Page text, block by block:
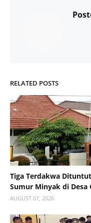
RELATED POSTS
Tiga Terdakwa
Sumur Minyak di Desa
AUGUST 07, 2026